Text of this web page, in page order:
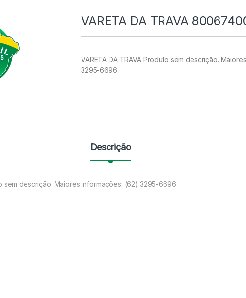
VARETA DA TRAVA
VARETA DA TRAVA Produto sem descrição.
3295-6696
Descrição
sem descrição. Maiores informações: (62) 3295-6696